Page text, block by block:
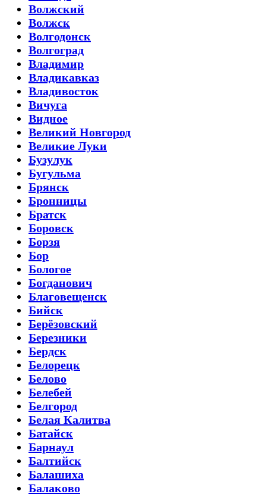
Волжский
Волжск
Волгодонск
Волгоград
Владимир
Владикавказ
Владивосток
Вичуга
Видное
Великий Новгород
Великие Луки
Бузулук
Бугульма
Брянск
Бронницы
Братск
Боровск
Борзя
Бор
Бологое
Богданович
Благовещенск
Бийск
Берёзовский
Березники
Бердск
Белорецк
Белово
Белебей
Белгород
Белая Калитва
Батайск
Барнаул
Балтийск
Балашиха
Балаково